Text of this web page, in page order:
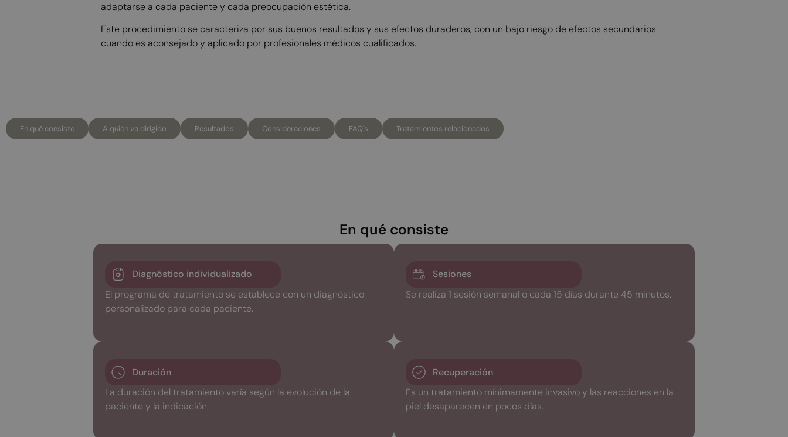
adaptarse a cada paciente y cada preocupación estética.
Este procedimiento se caracteriza por sus buenos resultados y sus efectos duraderos, con un bajo riesgo de efectos secundarios
cuando es aconsejado y aplicado por profesionales médicos cualificados.
En qué consiste A quién va dirigido Resultados Consideraciones FAQ's Tratamientos relacionados
En qué consiste
Diagnóstico individualizado
El programa de tratamiento se establece con un diagnóstico
personalizado para cada paciente.
Sesiones
Se realiza 1 sesión semanal o cada 15 días durante 45 minutos.
Duración
La duración del tratamiento varía según la evolución de la
paciente y la indicación.
Recuperación
Es un tratamiento mínimamente invasivo y las reacciones en la
piel desaparecen en pocos días.